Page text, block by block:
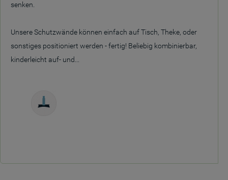
senken.
Unsere Schutzwände können einfach auf Tisch, Theke, oder
sonstiges positioniert werden - fertig! Beliebig kombinierbar,
kinderleicht auf- und...